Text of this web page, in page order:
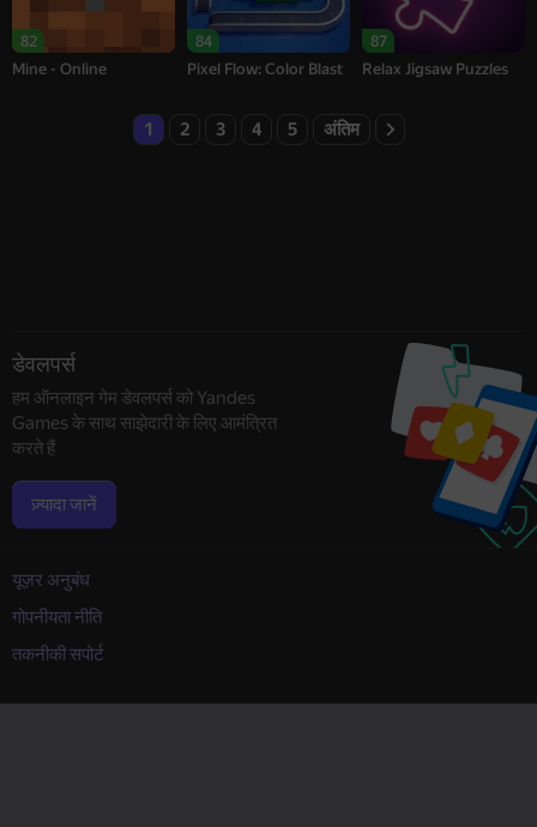
82
Mine - Online
84
Pixel Flow: Color Blast
87
Relax Jigsaw Puzzles
1 2 3 4 5 अंतिम
डेवलपर्स
हम ऑनलाइन गेम डेवलपर्स को Yandes
Games के साथ साझेदारी के लिए आमंत्रित
करते हैं
ज़्यादा जानें
यूज़र अनुबंध
गोपनीयता नीति
तकनीकी सपोर्ट